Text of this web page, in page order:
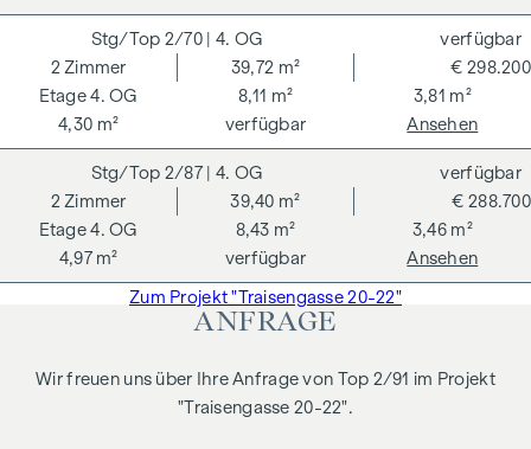
2/70 | 4. OG
4. OG
2Zimmer
39,72 m²
8,11 m²
3,81 m²
4,30 m²
€ 298.200
verfügbar
verfügbar
Ansehen
2/87 | 4. OG
4. OG
2Zimmer
39,40 m²
8,43 m²
3,46 m²
4,97 m²
€ 288.700
verfügbar
verfügbar
Ansehen
Zum Projekt "Traisengasse 20-22"
ANFRAGE
Wir freuen uns über Ihre Anfrage von Top 2/91 im Projekt
"Traisengasse 20-22".